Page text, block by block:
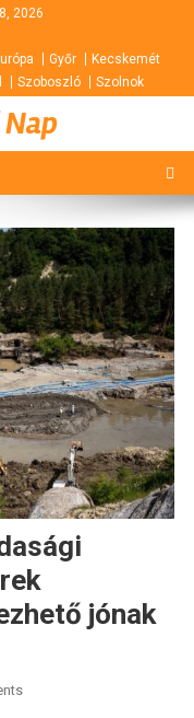
2026
Győr
Kecskemét
Szoboszló Szolnok
jónak